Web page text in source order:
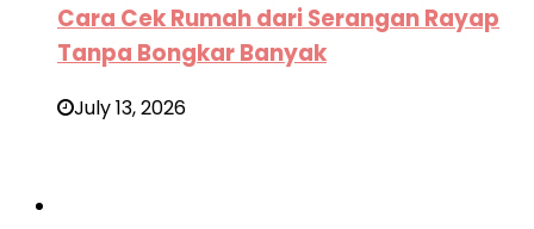
Cara Cek Rumah dari Serangan Rayap
Tanpa Bongkar Banyak
July 13, 2026